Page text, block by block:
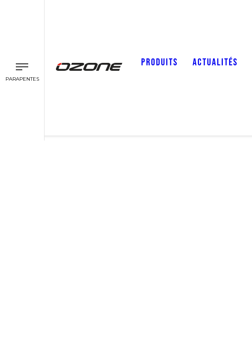
PARAPENTES
PRODUITS ACTUALITÉS